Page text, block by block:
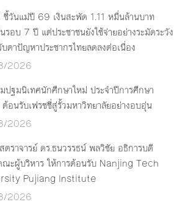
ชี้วันแม่ปี 69 เงินสะพัด 1.11 หมื่นล้านบาท
รอบ 7 ปี แต่ประชาชนยังใช้จ่ายอย่างระมัดระวัง
ตาปัญหาประชากรไทยลดลงต่อเนื่อง
2026
ปฐมนิเทศนักศึกษาใหม่ ประจำปีการศึกษา
อนรับเฟรชชี่สู่รั้วมหาวิทยาลัยอย่างอบอุ่น
2026
ตราจารย์ ดร.ธนวรรธน์ พลวิชัย อธิการบดี
ะผู้บริหาร ให้การต้อนรับ Nanjing Tech
Pujiang Institute
2026